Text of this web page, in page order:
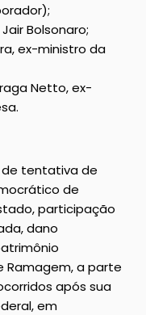
Bolsonaro;
ex-ministro da
Netto, ex-
de tentativa de
de
participação
dano
Ramagem, a parte
após sua
em